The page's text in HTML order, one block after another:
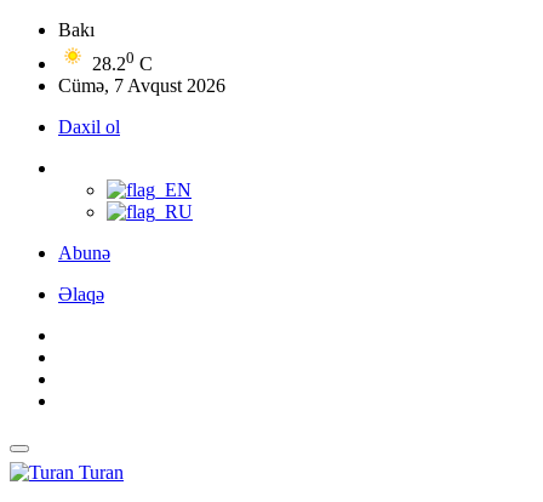
Bakı
28.20 C
Cümə, 7 Avqust 2026
Daxil ol
Abunə
Əlaqə
Turan